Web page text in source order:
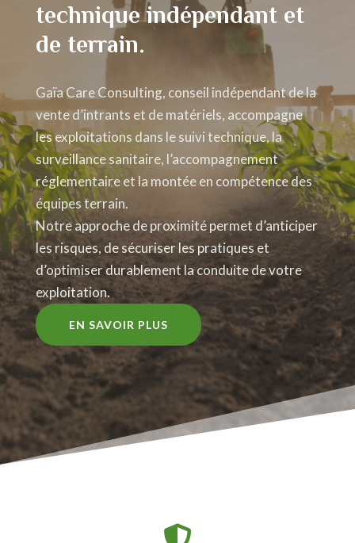
technique indépendant et
de terrain.
Gaïa Care Consulting, conseil indépendant de la
vente d’intrants et de matériels, accompagne
les exploitations dans le suivi technique, la
surveillance sanitaire, l’accompagnement
réglementaire et la montée en compétence des
équipes terrain.
Notre approche de proximité permet d’anticiper
les risques, de sécuriser les pratiques et
d’optimiser durablement la conduite de votre
exploitation.
EN SAVOIR PLUS